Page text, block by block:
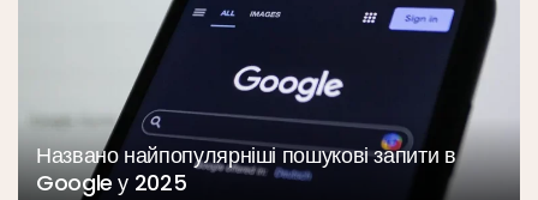
Названо найпопулярніші пошукові запити в
Google у 2025